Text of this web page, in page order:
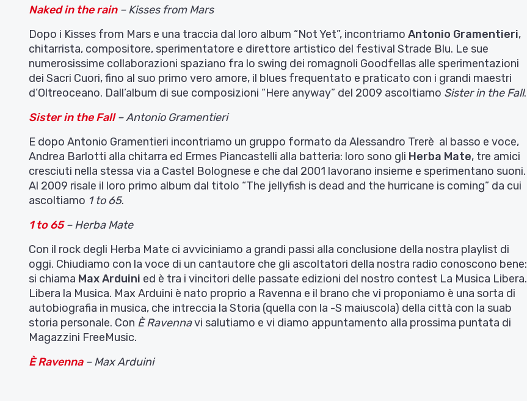
Naked in the rain– Kisses from Mars
Dopo i Kisses from Mars e una traccia dal loro album “Not Yet”, incontriamo Antonio Gramentieri,
chitarrista, compositore, sperimentatore e direttore artistico del festival Strade Blu. Le sue
numerosissime collaborazioni spaziano fra lo swing dei romagnoli Goodfellas alle sperimentazioni
dei Sacri Cuori, fino al suo primo vero amore, il blues frequentato e praticato con i grandi maestri
d’Oltreoceano. Dall’album di sue composizioni “Here anyway” del 2009 ascoltiamo Sister in the Fall.
Sister in the Fall– Antonio Gramentieri
E dopo Antonio Gramentieri incontriamo un gruppo formato da Alessandro Trerè al basso e voce,
Andrea Barlotti alla chitarra ed Ermes Piancastelli alla batteria: loro sono gli Herba Mate, tre amici
cresciuti nella stessa via a Castel Bolognese e che dal 2001 lavorano insieme e sperimentano suoni.
Al 2009 risale il loro primo album dal titolo “The jellyfish is dead and the hurricane is coming” da cui
ascoltiamo 1 to 65.
1 to 65– Herba Mate
Con il rock degli Herba Mate ci avviciniamo a grandi passi alla conclusione della nostra playlist di
oggi. Chiudiamo con la voce di un cantautore che gli ascoltatori della nostra radio conoscono bene:
si chiama Max Arduini ed è tra i vincitori delle passate edizioni del nostro contest La Musica Libera.
Libera la Musica. Max Arduini è nato proprio a Ravenna e il brano che vi proponiamo è una sorta di
autobiografia in musica, che intreccia la Storia (quella con la -S maiuscola) della città con la suab
storia personale. Con È Ravennavi salutiamo e vi diamo appuntamento alla prossima puntata di
Magazzini FreeMusic.
È Ravenna– Max Arduini